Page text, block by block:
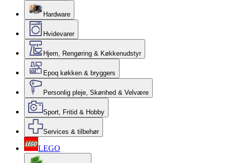
Hardware
Hvidevarer
Hjem, Rengøring & Køkkenudstyr
Epoq køkken & bryggers
Personlig pleje, Skønhed & Velvære
Sport, Fritid & Hobby
Services & tilbehør
LEGO